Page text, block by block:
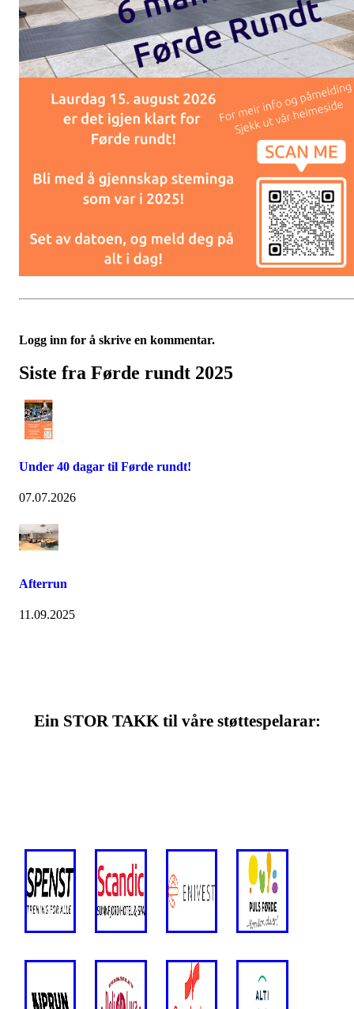
Logg inn for å skrive en kommentar.
Siste fra Førde rundt 2025
Under 40 dagar til Førde rundt!
07.07.2026
Afterrun
11.09.2025
Ein STOR TAKK til våre støttespelarar: